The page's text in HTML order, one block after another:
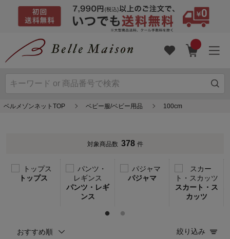
ベルメゾンネットTOP ベビー服/ベビー用品 100cm
対象商品数 378 件
トップス
パンツ・レギ
ンス
パジャマ
スカート・ス
カッツ
おすすめ順 絞り込み